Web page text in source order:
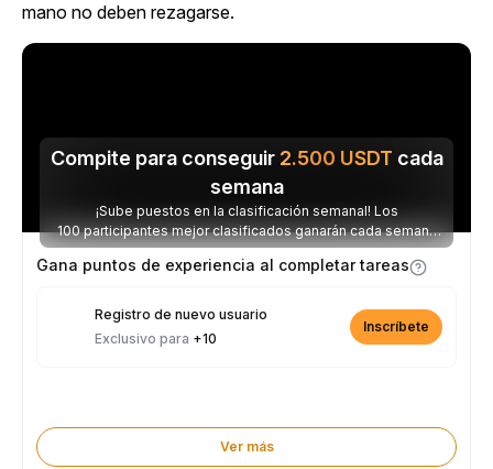
mano no deben rezagarse.
Compite para conseguir 2.500 USDT cada
semana
¡Sube puestos en la clasificación semanal! Los
100 participantes mejor clasificados ganarán cada semana
parte de los 2.500 USDT disponibles.
Gana puntos de experiencia al completar tareas
Registro de nuevo usuario
Exclusivo para +10
Inscríbete
Ver más